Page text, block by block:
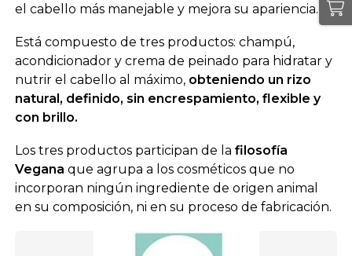
el cabello más manejable y mejora su apariencia.
Está compuesto de tres productos: champú,
acondicionador y crema de peinado para hidratar y
nutrir el cabello al máximo, obteniendo un rizo
natural, definido, sin encrespamiento, flexible y
con brillo.
Los tres productos participan de la filosofía
Vegana que agrupa a los cosméticos que no
incorporan ningún ingrediente de origen animal
en su composición, ni en su proceso de fabricación.